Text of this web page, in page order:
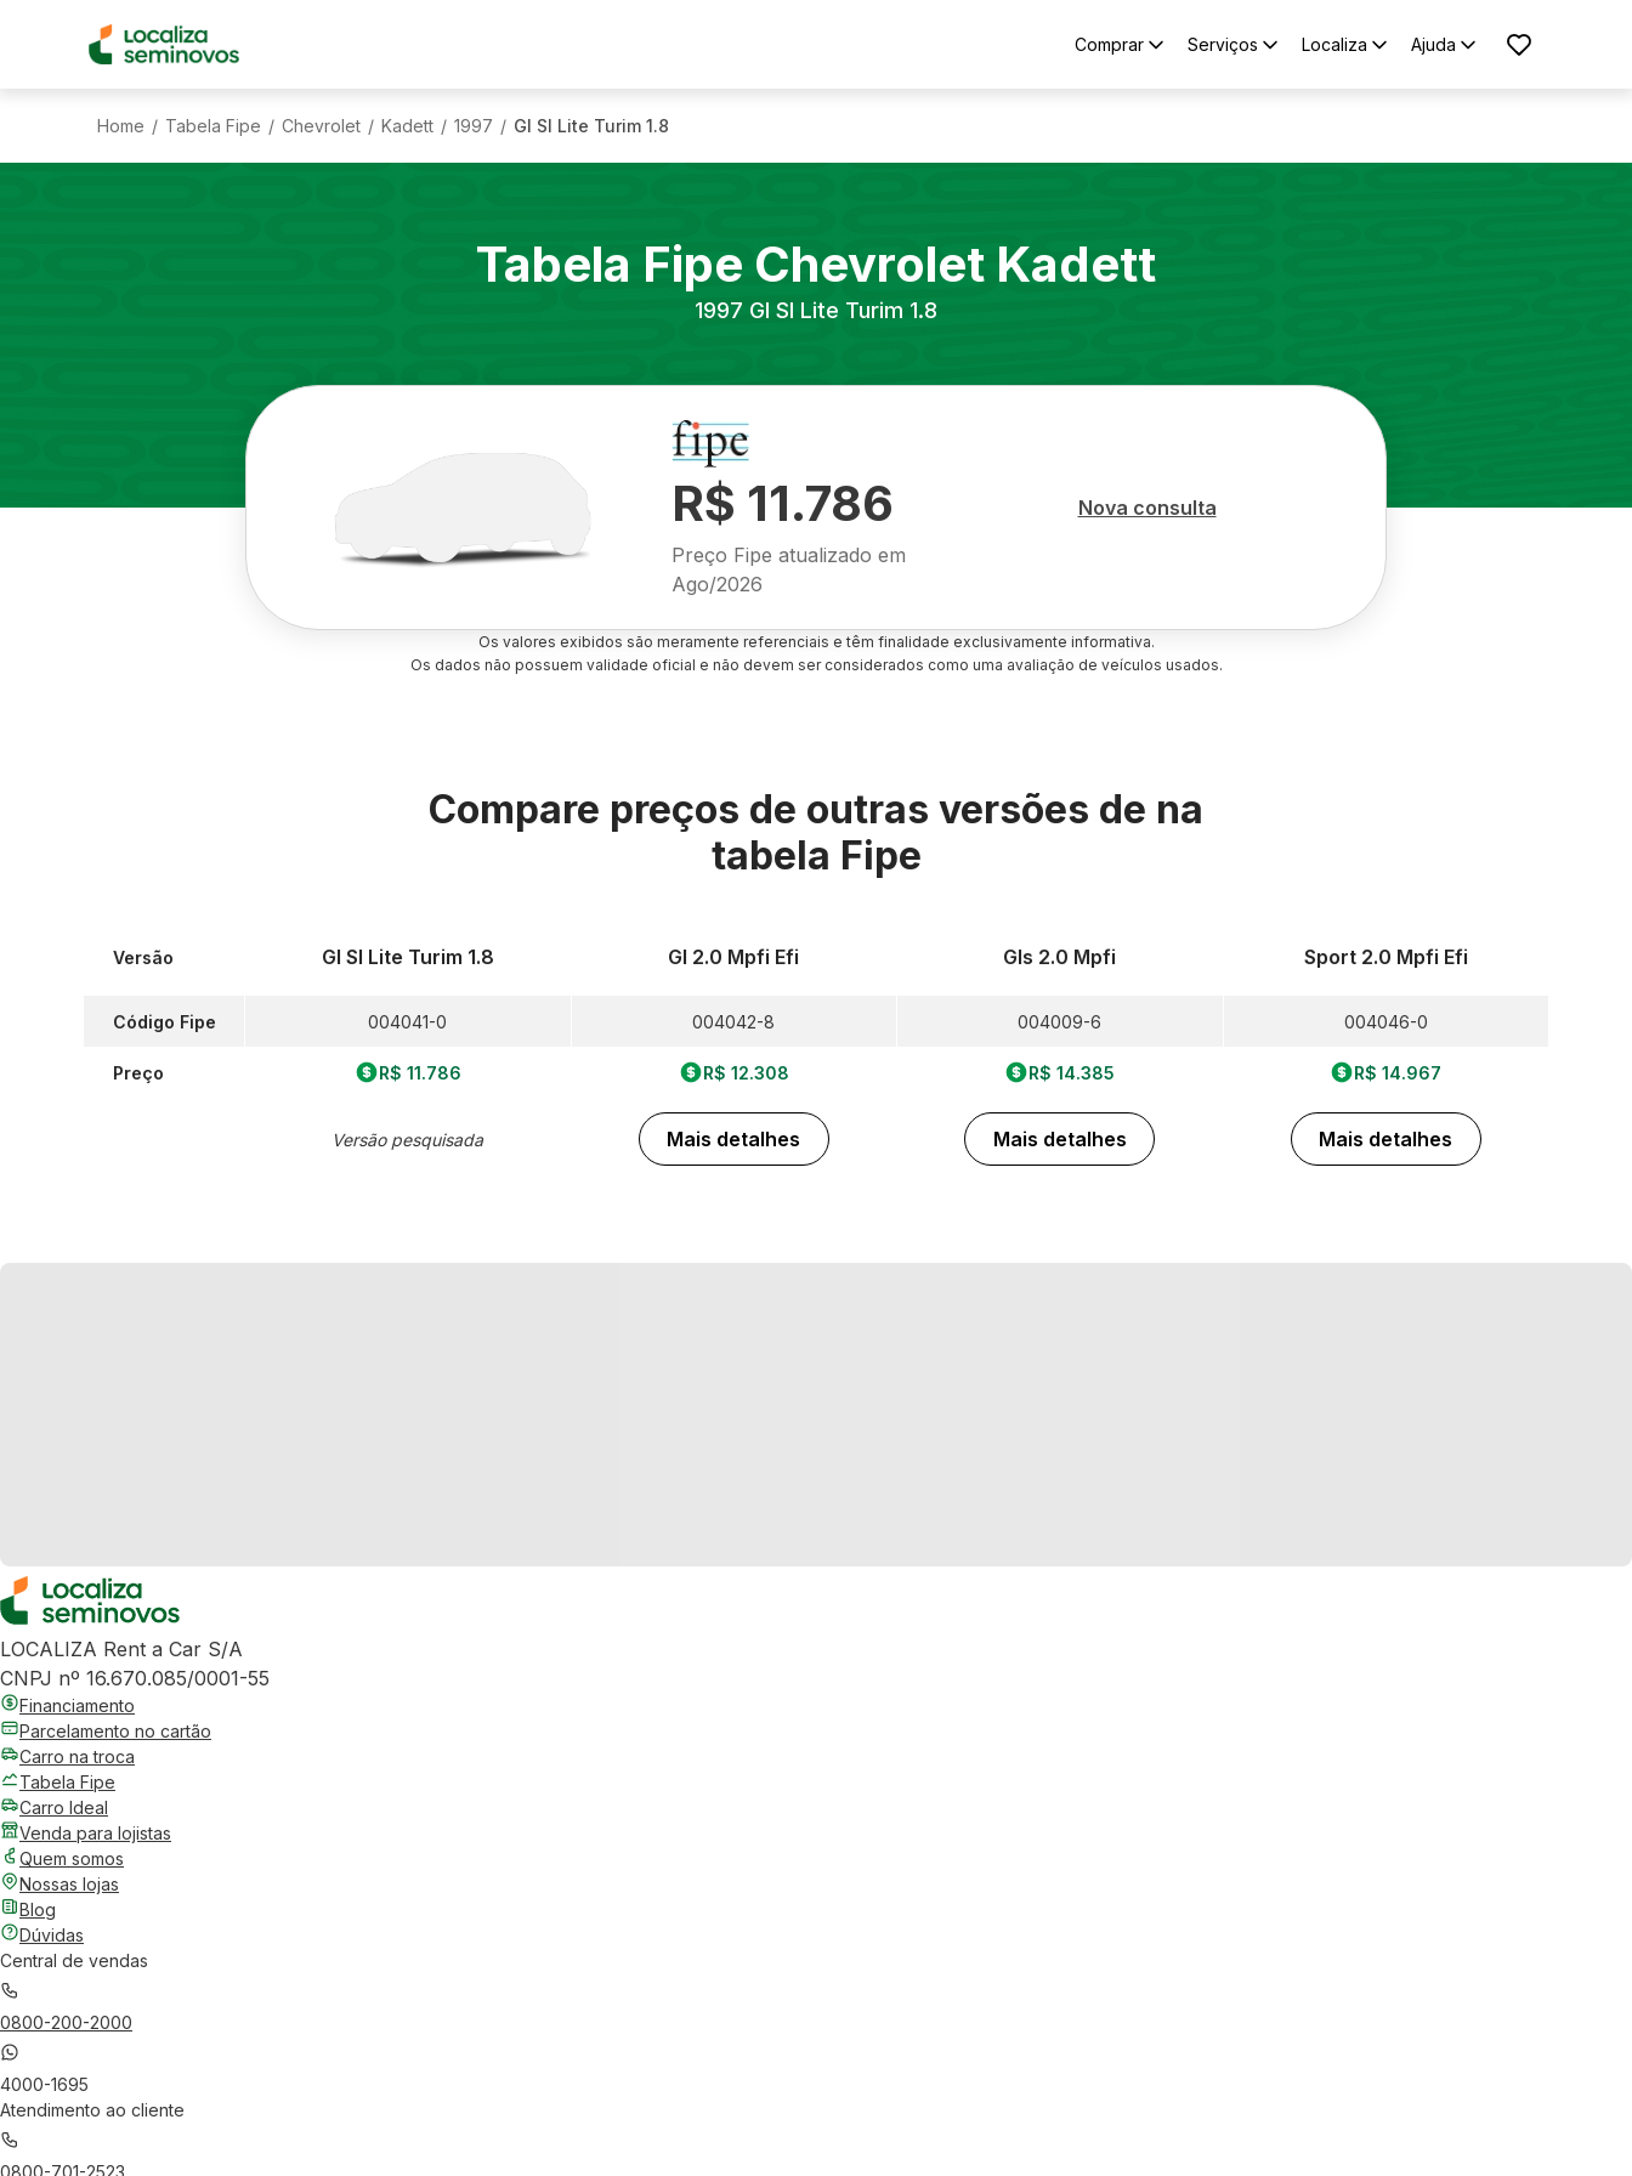
Comprar Serviços Localiza Ajuda
Home / Tabela Fipe / Chevrolet / Kadett / 1997 / Gl Sl Lite Turim 1.8
Tabela Fipe Chevrolet Kadett
1997 Gl Sl Lite Turim 1.8
R$ 11.786
Preço Fipe atualizado em
Ago/2026
Nova consulta
Os valores exibidos são meramente referenciais e têm finalidade exclusivamente informativa.
Os dados não possuem validade oficial e não devem ser considerados como uma avaliação de veículos usados.
Compare preços de outras versões de na
tabela Fipe
Versão
Código Fipe
Preço
Gl Sl Lite Turim 1.8
004041-0
R$ 11.786
Versão pesquisada
Gl 2.0 Mpfi Efi
004042-8
R$ 12.308
Mais detalhes
Gls 2.0 Mpfi
004009-6
R$ 14.385
Mais detalhes
Sport 2.0 Mpfi Efi
004046-0
R$ 14.967
Mais detalhes
LOCALIZA Rent a Car S/A
CNPJ nº 16.670.085/0001-55
Financiamento
Parcelamento no cartão
Carro na troca
Tabela Fipe
Carro Ideal
Venda para lojistas
Quem somos
Nossas lojas
Blog
Dúvidas
Central de vendas
0800-200-2000
4000-1695
Atendimento ao cliente
0800-701-2523